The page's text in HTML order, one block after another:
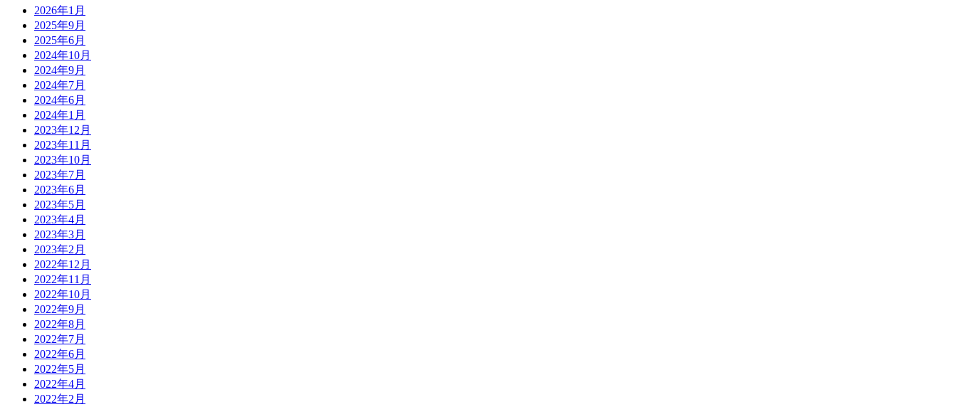
2026年1月
2025年9月
2025年6月
2024年10月
2024年9月
2024年7月
2024年6月
2024年1月
2023年12月
2023年11月
2023年10月
2023年7月
2023年6月
2023年5月
2023年4月
2023年3月
2023年2月
2022年12月
2022年11月
2022年10月
2022年9月
2022年8月
2022年7月
2022年6月
2022年5月
2022年4月
2022年2月